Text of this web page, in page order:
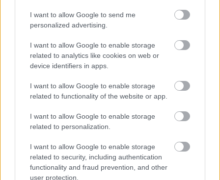
I want to allow Google to send me
personalized advertising.
I want to allow Google to enable storage
related to analytics like cookies on web or
device identifiers in apps.
I want to allow Google to enable storage
related to functionality of the website or app.
I want to allow Google to enable storage
related to personalization.
I want to allow Google to enable storage
related to security, including authentication
functionality and fraud prevention, and other
user protection.
“…Wilson tökéletes precizitást vár el a színészeitől;
ahogy a színpadi megvalósításban is maximális
gesztusrendszerük és testbeszédük karakterizálja –
mégpedig rendkívül plasztikusan…”
MH, Kronen Zeitung, 2014. 09. 01.
"…Ebben a lebilincselő előadásban a 12 pasztell-
kosztümös, markánsan sminkelt művész egy lassú, noir
film hangulatát teremti meg, a borzalmak egyszerre
abszurd, komikus és spártaian kegyetlen világában…
Andreas Hutter, Neues Volksblatt Linz, 2014. 09. 01.